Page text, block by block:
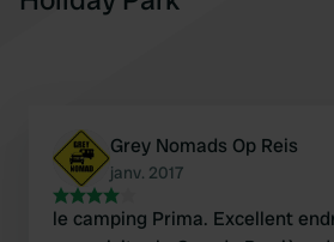
Grey Nomads Op Reis
janv. 2017
le camping Prima. Excellent